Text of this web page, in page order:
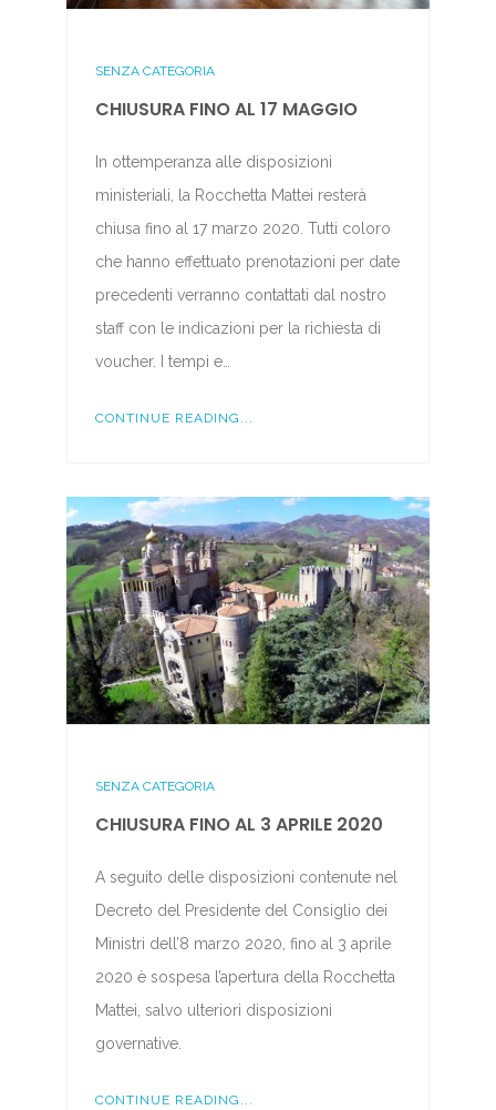
SENZA CATEGORIA
CHIUSURA FINO AL 17 MAGGIO
In ottemperanza alle disposizioni
ministeriali, la Rocchetta Mattei resterà
chiusa fino al 17 marzo 2020. Tutti coloro
che hanno effettuato prenotazioni per date
precedenti verranno contattati dal nostro
staff con le indicazioni per la richiesta di
voucher. I tempi e…
CONTINUE READING...
SENZA CATEGORIA
CHIUSURA FINO AL 3 APRILE 2020
A seguito delle disposizioni contenute nel
Decreto del Presidente del Consiglio dei
Ministri dell’8 marzo 2020, fino al 3 aprile
2020 è sospesa l’apertura della Rocchetta
Mattei, salvo ulteriori disposizioni
governative.
CONTINUE READING...